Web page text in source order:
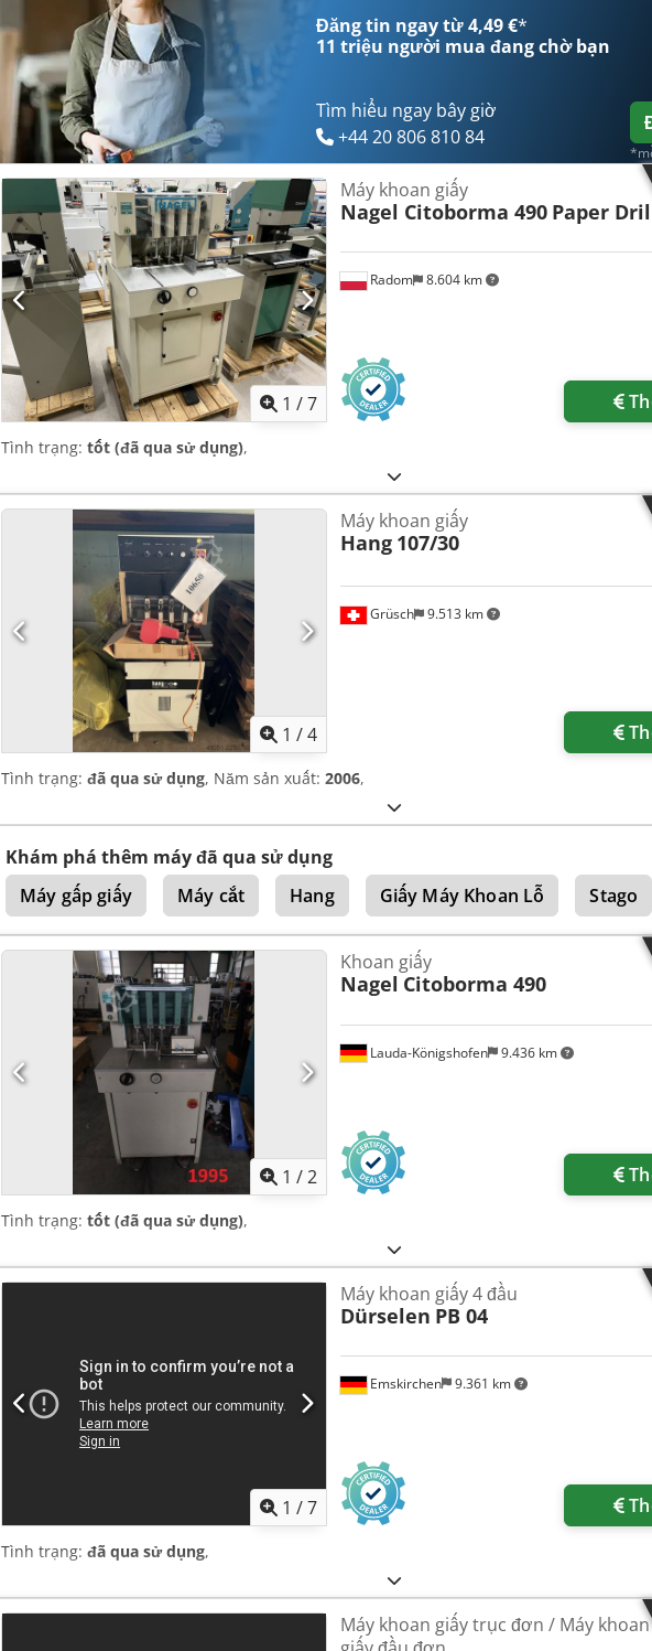
Đăng tin ngay từ 4,49 €*
11 triệu người mua đang chờ bạn
Tìm hiểu ngay bây giờ
+44 20 806 810 84
1 /7
Radom 8.604 km
Máy khoan giấy
Nagel Citoborma 490 Paper
Tình trạng: tốt (đã qua sử dụng),
1 /4
Grüsch 9.513 km
Máy khoan giấy
Hang 107/30
Tình trạng: đã qua sử dụng, Năm sản xuất: 2006,
Khám phá thêm máy đã qua sử dụng
Máy gấp giấy
Máy cắt Hang Giấy Máy Khoan Lỗ Stago
1 /2
Lauda-Königshofen 9.436 km
Khoan giấy
Nagel Citoborma 490
Tình trạng: tốt (đã qua sử dụng),
1 /7
Emskirchen 9.361 km
Máy khoan giấy 4 đầu
Dürselen PB 04
Tình trạng: đã qua sử dụng,
Máy khoan giấy trục đơn / Máy khoan